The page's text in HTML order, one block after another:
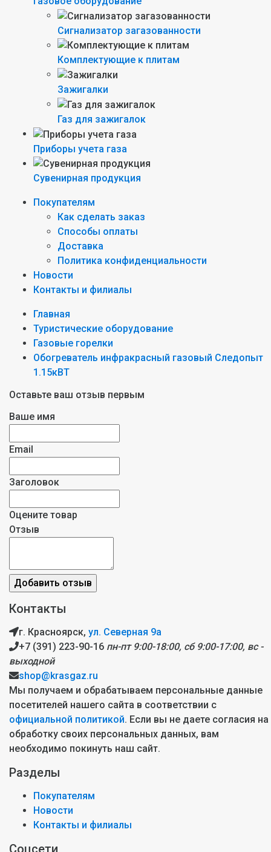
Сигнализатор загазованности
Комплектующие к плитам
Зажигалки
Газ для зажигалок
Приборы учета газа
Сувенирная продукция
Покупателям
Как сделать заказ
Способы оплаты
Доставка
Политика конфиденциальности
Новости
Контакты и филиалы
Главная
Туристические оборудование
Газовые горелки
Обогреватель инфракрасный газовый Следопыт
1.15кВТ
Оставьте ваш отзыв первым
Ваше имя
Email
Заголовок
Оцените товар
Отзыв
Контакты
г. Красноярск, ул. Северная 9а
+7 (391) 223-90-16 пн-пт 9:00-18:00, сб 9:00-17:00, вс -
выходной
shop@krasgaz.ru
Мы получаем и обрабатываем персональные данные
посетителей нашего сайта в соответствии с
официальной политикой. Если вы не даете согласия на
обработку своих персональных данных, вам
необходимо покинуть наш сайт.
Разделы
Покупателям
Новости
Контакты и филиалы